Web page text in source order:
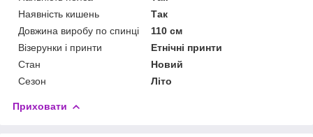
Наявність кишень
Так
Довжина виробу по спинці
110 см
Візерунки і принти
Етнічні принти
Стан
Новий
Сезон
Літо
Приховати